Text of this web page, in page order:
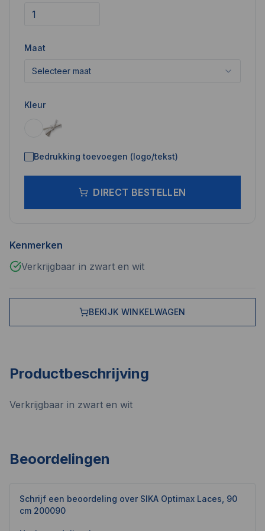
Maat
Selecteer maat
Kleur
Bedrukking toevoegen (logo/tekst)
DIRECT BESTELLEN
Kenmerken
Verkrijgbaar in zwart en wit
BEKIJK WINKELWAGEN
Productbeschrijving
Verkrijgbaar in zwart en wit
Beoordelingen
Schrijf een beoordeling over SIKA Optimax Laces, 90
cm 200090